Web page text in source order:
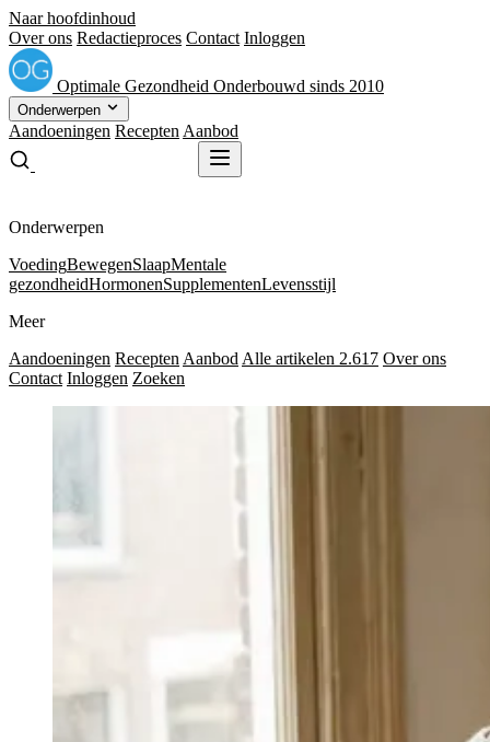
Naar hoofdinhoud
Over ons Redactieproces Contact Inloggen
Optimale Gezondheid Onderbouwd sinds 2010
Onderwerpen
Aandoeningen Recepten Aanbod
Onderwerpen
VoedingBewegenSlaapMentale
gezondheidHormonenSupplementenLevensstijl
Meer
Aandoeningen Recepten Aanbod Alle artikelen 2.617 Over ons
Contact Inloggen Zoeken